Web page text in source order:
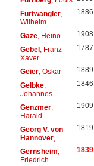
Furtwängler,
Wilhelm
1886
Gaze, Heino 1908
Gebel , Franz
Xaver
1787
Geier, Oskar 1889
Gelbke,
Johannes
1846
Genzmer,
Harald
1909
Georg V. von
Hannover,
1819
Gernsheim,
Friedrich
1839